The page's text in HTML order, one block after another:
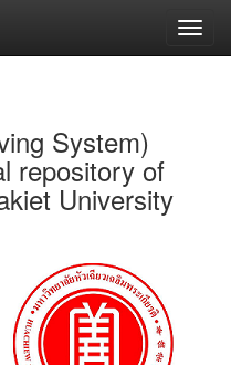
System)
repository of
University